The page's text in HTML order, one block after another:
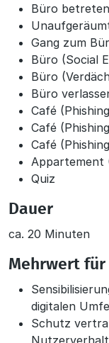
Büro
Gang zum
Büro (Social
Büro
Büro
Café
Café
Café
Appartement
Quiz
Dauer
ca. 20 Minuten
Mehrwert
digitalen
Schutz